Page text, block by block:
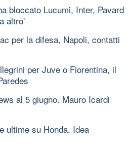
bloccato Lucumi, Inter, Pavard
altro'
per la difesa, Napoli, contatti
per Juve o Fiorentina, il
al 5 giugno. Mauro Icardi
ultime su Honda. Idea